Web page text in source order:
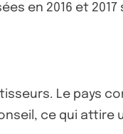
en 2016 et
Le pays
ce qui